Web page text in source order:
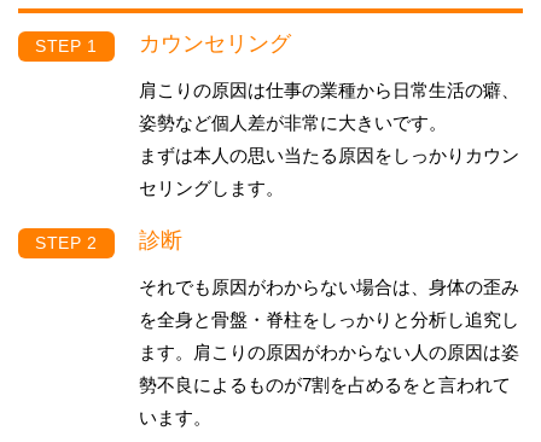
カウンセリング
肩こりの原因は仕事の業種から日常生活の癖、
姿勢など個人差が非常に大きいです。
まずは本人の思い当たる原因をしっかりカウン
セリングします。
診断
それでも原因がわからない場合は、身体の歪み
を全身と骨盤・脊柱をしっかりと分析し追究し
ます。肩こりの原因がわからない人の原因は姿
勢不良によるものが7割を占めるをと言われて
います。